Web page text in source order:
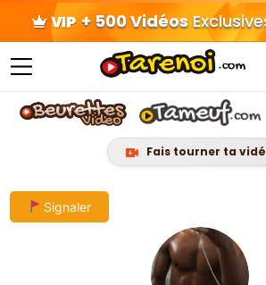
Skip
to
+ 500 Vidéos
Fais tourner ta
Signaler